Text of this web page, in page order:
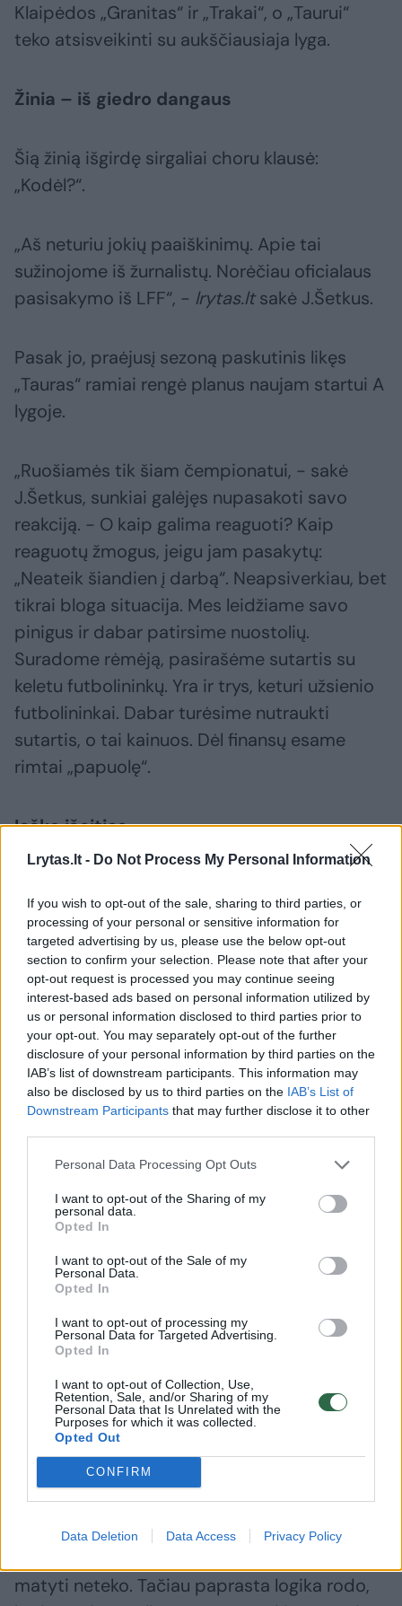
Lrytas.lt - Do Not Process My Personal Information
If you wish to opt-out of the sale, sharing to third parties, or
processing of your personal or sensitive information for
targeted advertising by us, please use the below opt-out
section to confirm your selection. Please note that after your
opt-out request is processed you may continue seeing
interest-based ads based on personal information utilized by
us or personal information disclosed to third parties prior to
your opt-out. You may separately opt-out of the further
disclosure of your personal information by third parties on the
IAB’s list of downstream participants. This information may
also be disclosed by us to third parties on the IAB’s List of
Downstream Participants that may further disclose it to other
Personal Data Processing Opt Outs
I want to opt-out of the Sharing of my
personal data.
Opted In
I want to opt-out of the Sale of my
Personal Data.
Opted In
I want to opt-out of processing my
Personal Data for Targeted Advertising.
Opted In
I want to opt-out of Collection, Use,
Retention, Sale, and/or Sharing of my
Personal Data that Is Unrelated with the
Purposes for which it was collected.
Opted Out
CONFIRM
Data Deletion Data Access Privacy Policy
Klaipėdos „Granitas“ ir „Trakai“, o „Taurui“
teko atsisveikinti su aukščiausiaja lyga.
Žinia – iš giedro dangaus
Šią žinią išgirdę sirgaliai choru klausė:
„Kodėl?“.
„Aš neturiu jokių paaiškinimų. Apie tai
sužinojome iš žurnalistų. Norėčiau oficialaus
pasisakymo iš LFF“, - lrytas.ltsakė J.Šetkus.
Pasak jo, praėjusį sezoną paskutinis likęs
„Tauras“ ramiai rengė planus naujam startui A
lygoje.
„Ruošiamės tik šiam čempionatui, - sakė
J.Šetkus, sunkiai galėjęs nupasakoti savo
reakciją. - O kaip galima reaguoti? Kaip
reaguotų žmogus, jeigu jam pasakytų:
„Neateik šiandien į darbą“. Neapsiverkiau, bet
tikrai bloga situacija. Mes leidžiame savo
pinigus ir dabar patirsime nuostolių.
Suradome rėmėją, pasirašėme sutartis su
keletu futbolininkų. Yra ir trys, keturi užsienio
futbolininkai. Dabar turėsime nutraukti
sutartis, o tai kainuos. Dėl finansų esame
rimtai „papuolę“.
Ieško išeities
jau rengia kreipimąsi į LFF, renka A lygos
klubų vadovų parašus. O jeigu nepavyks?
„Gavę iš federacijos paaiškinimą priimsime
savo sprendimą. Tada paaiškės, ar klubas
gyvuos, ar ne. Per dalininkų susirinkimą buvo
ir tokių minčių, kad nebeliks klubo“, - sakė
J.Šetkus.
Pasak jo, jeigu „Tauras“ nežais A lygoje, klubo
vadovams pirmiausia reikės įsijungti
skaičiuotuvus.
„Savivaldybė atsisakys mus remti, o be jos
trauksis ir dar pareikalaus pinigų už du
mėnesius. Jie apmokėjo stovyklas, sutartis.
Ekipa treniravosi, gyveno viešbučiuose.
Nemažai pinigų išleista“, - sakė jis.
Norėtų sportinio principo
„Tauro“ išmetimas yra grindžiamas sportiniu
matyti neteko. Tačiau paprasta logika rodo,